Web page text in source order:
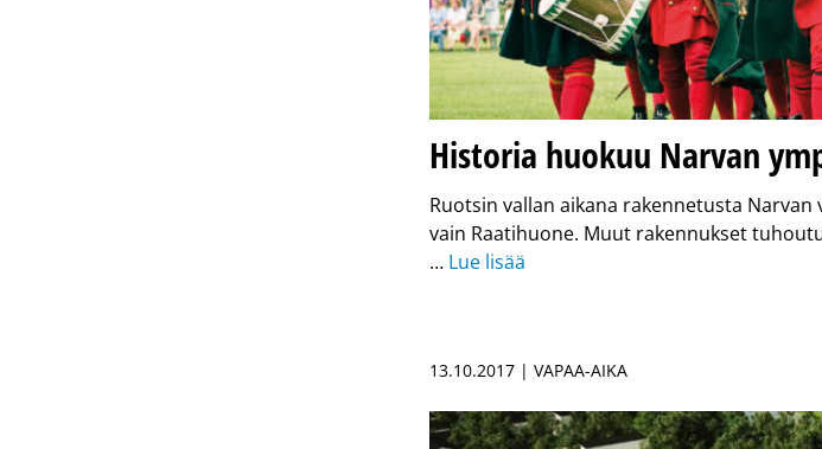
Historia huokuu Narvan
Ruotsin vallan aikana rakennetusta
vain Raatihuone. Muut rakennukset
… Lue lisää
13.10.2017 | VAPAA-AIKA